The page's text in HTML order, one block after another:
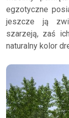
egzotyczne
jeszcze ją
szarzeją, zaś
naturalny kolor